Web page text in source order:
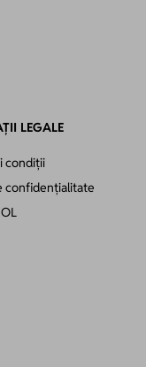
funcție de
LEGALE
condiții
confidențialitate